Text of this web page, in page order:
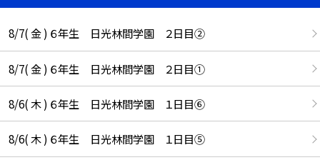
8/7( 金 ) ６年生 日光林間学園 ２日目②
8/7( 金 ) ６年生 日光林間学園 ２日目①
8/6( 木 ) ６年生 日光林間学園 １日目⑥
8/6( 木 ) ６年生 日光林間学園 １日目⑤